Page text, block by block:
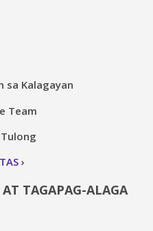
sa Kalagayan
Team
TAGAPAG-ALAGA